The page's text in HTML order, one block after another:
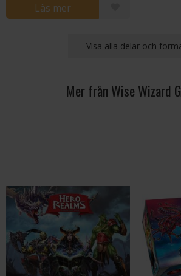
Läs mer
Visa alla delar och
Mer från Wise Wizard